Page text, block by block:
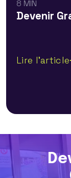
8 MIN
Devenir
Lire l'article